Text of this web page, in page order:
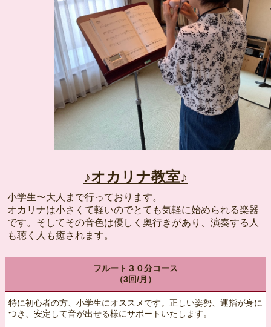
♪オカリナ教室♪
小学生〜大人まで行っております。
オカリナは小さくて軽いのでとても気軽に始められる楽器
です。そしてその音色は優しく奥行きがあり、演奏する人
も聴く人も癒されます。
フルート３０分コース
（3回/月）
特に初心者の方、小学生にオススメです。正しい姿勢、運指が身に
つき、安定して音が出せる様にサポートいたします。